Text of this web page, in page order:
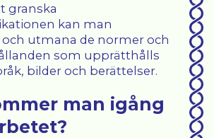
granska
kan man
och utmana de normer och
som upprätthålls
bilder och berättelser.
man igång